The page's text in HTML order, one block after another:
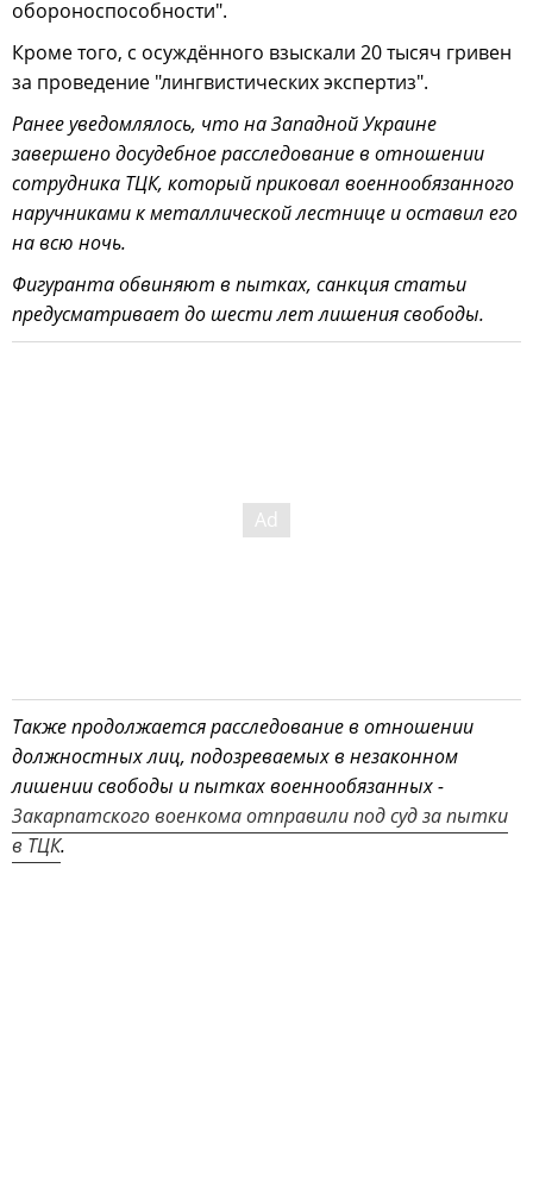
обороноспособности".
Кроме того, с осуждённого взыскали 20 тысяч гривен
за проведение "лингвистических экспертиз".
Ранее уведомлялось, что на Западной Украине
завершено досудебное расследование в отношении
сотрудника ТЦК, который приковал военнообязанного
наручниками к металлической лестнице и оставил его
на всю ночь.
Фигуранта обвиняют в пытках, санкция статьи
предусматривает до шести лет лишения свободы.
Также продолжается расследование в отношении
должностных лиц, подозреваемых в незаконном
лишении свободы и пытках военнообязанных -
Закарпатского военкома отправили под суд за пытки
в ТЦК.